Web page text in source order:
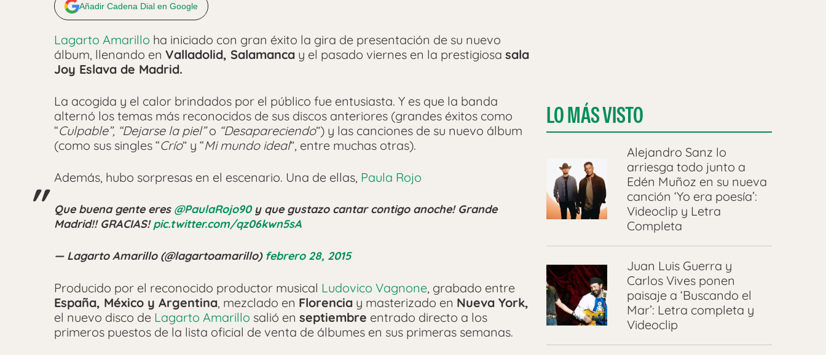
Añadir Cadena Dial en Google
Lagarto Amarillo ha iniciado con gran éxito la gira de presentación de su nuevo
álbum, llenando en Valladolid, Salamanca y el pasado viernes en la prestigiosa sala
Joy Eslava de Madrid.
La acogida y el calor brindados por el público fue entusiasta. Y es que la banda
alternó los temas más reconocidos de sus discos anteriores (grandes éxitos como
“Culpable”, “Dejarse la piel”o “Desapareciendo”) y las canciones de su nuevo álbum
(como sus singles “Crío” y “Mi mundo ideal”, entre muchas otras).
Además, hubo sorpresas en el escenario. Una de ellas, Paula Rojo
Que buena gente eres @PaulaRojo90y que gustazo cantar contigo anoche! Grande
Madrid!! GRACIAS!pic.twitter.com/qz06kwn5sA
— Lagarto Amarillo (@lagartoamarillo) febrero 28, 2015
Producido por el reconocido productor musical Ludovico Vagnone, grabado entre
España, México y Argentina, mezclado en Florencia y masterizado en Nueva York,
el nuevo disco de Lagarto Amarillo salió en septiembre entrado directo a los
primeros puestos de la lista oficial de venta de álbumes en sus primeras semanas.
LO MÁS VISTO
Alejandro Sanz lo
arriesga todo junto a
Edén Muñoz en su nueva
canción ‘Yo era poesía’:
Videoclip y Letra
Completa
Juan Luis Guerra y
Carlos Vives ponen
paisaje a ‘Buscando el
Mar’: Letra completa y
Videoclip